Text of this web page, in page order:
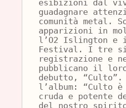
esibizioni dal
guadagnare
comunità metal.
apparizioni in
l’O2 Islington e il
Festival. I tre si
registrazione e
pubblicano il
debutto, “Culto”.
l’album: “Culto è
cruda e potente
del nostro